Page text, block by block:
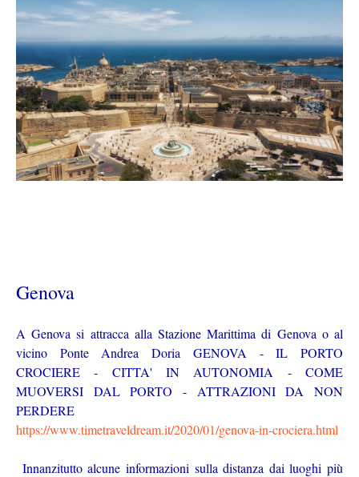
Genova
A Genova si attracca alla Stazione Marittima di Genova o al
vicino Ponte Andrea Doria GENOVA - IL PORTO
CROCIERE - CITTA' IN AUTONOMIA - COME
MUOVERSI DAL PORTO - ATTRAZIONI DA NON
PERDERE
https://www.timetraveldream.it/2020/01/genova-in-crociera.html
Innanzitutto alcune informazioni sulla distanza dai luoghi più